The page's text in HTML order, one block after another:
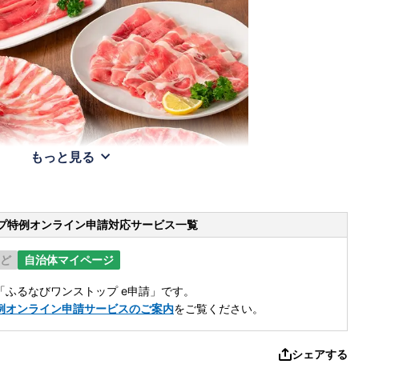
もっと見る
特例オンライン申請対応サービス一覧
自治体マイページ
るなびワンストップ e申請」です。
オンライン申請サービスのご案内をご覧ください。
シェアする